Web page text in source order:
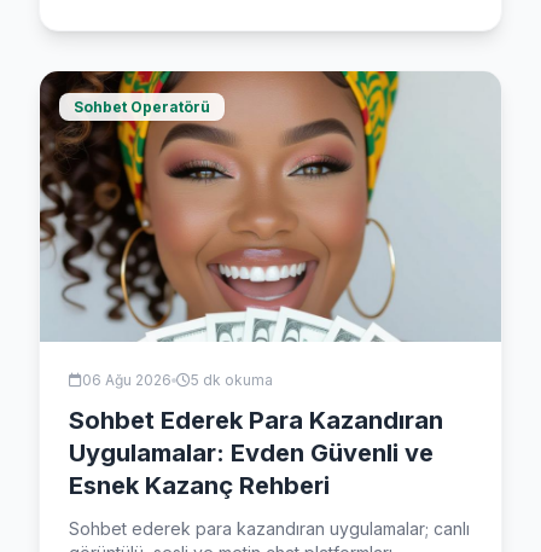
Sohbet Operatörü
06 Ağu 2026 5 dk okuma
Sohbet Ederek Para Kazandıran
Uygulamalar: Evden Güvenli ve
Esnek Kazanç Rehberi
Sohbet ederek para kazandıran uygulamalar; canlı